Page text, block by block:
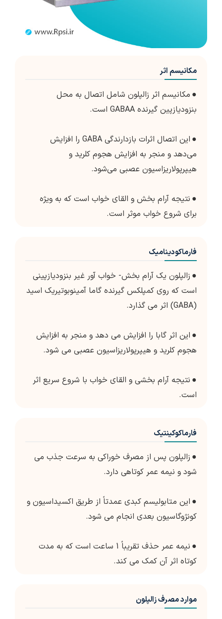
مکانیسم اثر
● مکانیسم اثر زالپلون شامل اتصال به محل
بنزودیازپین گیرنده GABAA است.
●
این اتصال اثرات بازدارندگی GABA را افزایش
می‌دهد و منجر به افزایش هجوم کلرید و
هیپرپولاریزاسیون عصبی می‌شود.
● نتیجه آرام بخش و القای خواب است که به ویژه
برای شروع خواب موثر است.
فارماکودینامیک
● زالپلون یک آرام بخش- خواب آور غیر بنزودیازپینی
است که روی کمپلکس گیرنده گاما آمینوبوتیریک اسید
(GABA) اثر می گذارد.
● این اثر گابا را افزایش می دهد و منجر به افزایش
هجوم کلرید و هیپرپولاریزاسیون عصبی می شود.
● نتیجه آرام بخشی و القای خواب با شروع سریع اثر
است.
فارماکوکینتیک
● زالپلون پس از مصرف خوراکی به سرعت جذب می
شود و نیمه عمر کوتاهی دارد.
● این متابولیسم کبدی عمدتاً از طریق اکسیداسیون و
کونژوگاسیون بعدی انجام می شود.
●
نیمه عمر حذف تقریباً 1 ساعت است که به مدت
کوتاه اثر آن کمک می کند.
موارد مصرف زالپلون